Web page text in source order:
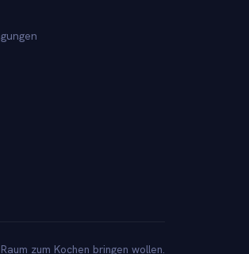
zum Kochen bringen wollen.